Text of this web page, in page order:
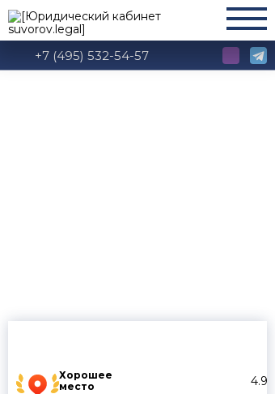
+7 (495) 532-54-57
Хорошее
место
4.9